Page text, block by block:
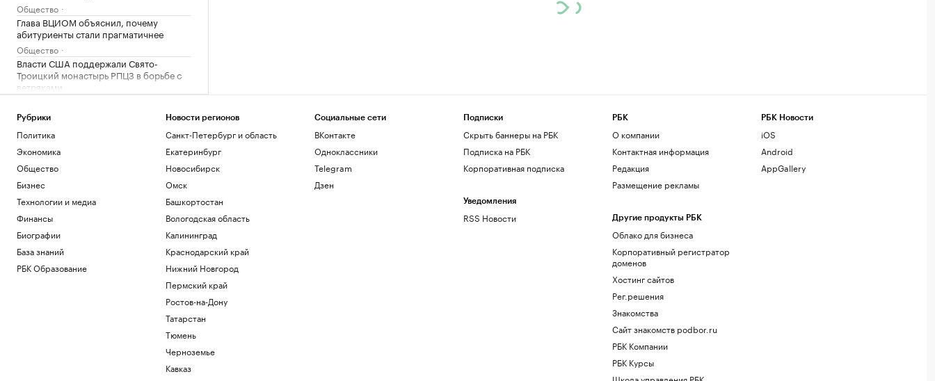
Общество
Глава ВЦИОМ объяснил, почему
абитуриенты стали прагматичнее
Общество
Власти США поддержали Свято-
Троицкий монастырь РПЦЗ в борьбе с
ветряками
Трамп обжалует запрет на
доме
Политика
Как выглядит портрет абитуриента в
2026 году. Видео РБК
В США рассказали, как помогли
снарядам из Сербии попасть на
Украину
Политика
Будущее Ходынского поля: от пашни и
аэродрома до города в городе
Рубрики
Политика
Экономика
Общество
Бизнес
Технологии и медиа
Финансы
Биографии
База знаний
РБК Образование
Новости регионов
Санкт-Петербург и область
Екатеринбург
Новосибирск
Омск
Башкортостан
Вологодская область
Калининград
Краснодарский край
Нижний Новгород
Пермский край
Ростов-на-Дону
Татарстан
Тюмень
Черноземье
Кавказ
Социальные сети
ВКонтакте
Одноклассники
Telegram
Дзен
Подписки
Скрыть баннеры на РБК
Подписка на РБК
Корпоративная подписка
Уведомления
RSS Новости
РБК
О компании
Контактная информация
Редакция
Размещение рекламы
Другие продукты РБК
Облако для бизнеса
Корпоративный регистратор
доменов
Хостинг сайтов
Рег.решения
Знакомства
Сайт знакомств podbor.ru
РБК Компании
РБК Курсы
РБК Новости
iOS
Android
AppGallery